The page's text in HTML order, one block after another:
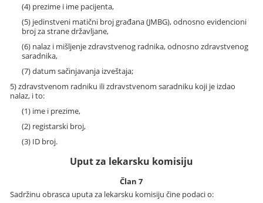
(4) prezime i ime pacijenta,
(5) jedinstveni matični broj građana (JMBG), odnosno evidencioni
broj za strane državljane,
(6) nalaz i mišljenje zdravstvenog radnika, odnosno zdravstvenog
saradnika,
(7) datum sačinjavanja izveštaja;
5) zdravstvenom radniku ili zdravstvenom saradniku koji je izdao
nalaz, i to:
(1) ime i prezime,
(2) registarski broj,
(3) ID broj.
Uput za lekarsku komisiju
Član 7
Sadržinu obrasca uputa za lekarsku komisiju čine podaci o: